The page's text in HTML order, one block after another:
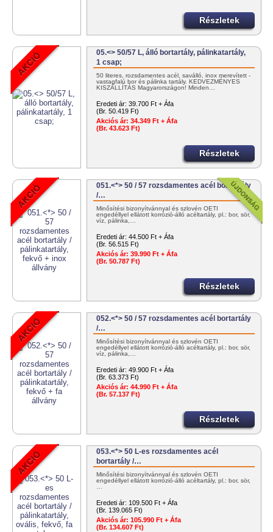
Részletek
05.<> 50/57 L, álló bortartály, pálinkatartály,
1 csap;
50 literes, rozsdamentes acél, saválló, inox merevített -
vastagfalú bor és pálinka tartály. KEDVEZMÉNYES
KISZÁLLÍTÁS Magyarországon! Minden…
Eredeti ár: 39.700 Ft + Áfa
(Br. 50.419 Ft)
Akciós ár: 34.349 Ft + Áfa
(Br. 43.623 Ft)
Részletek
051.<*> 50 / 57 rozsdamentes acél bortartály
/…
Minősítési bizonyítvánnyal és szlovén OÉTI
engedéllyel ellátott korrózió-álló acéltartály, pl.: bor, sör,
víz, pálinka,…
Eredeti ár: 44.500 Ft + Áfa
(Br. 56.515 Ft)
Akciós ár: 39.990 Ft + Áfa
(Br. 50.787 Ft)
Részletek
052.<*> 50 / 57 rozsdamentes acél bortartály
/…
Minősítési bizonyítvánnyal és szlovén OÉTI
engedéllyel ellátott korrózió-álló acéltartály, pl.: bor, sör,
víz, pálinka,…
Eredeti ár: 49.900 Ft + Áfa
(Br. 63.373 Ft)
Akciós ár: 44.990 Ft + Áfa
(Br. 57.137 Ft)
Részletek
053.<*> 50 L-es rozsdamentes acél
bortartály /…
Minősítési bizonyítvánnyal és szlovén OÉTI
engedéllyel ellátott korrózió-álló acéltartály, pl.: bor, sör,
…
Eredeti ár: 109.500 Ft + Áfa
(Br. 139.065 Ft)
Akciós ár: 105.990 Ft + Áfa
(Br. 134.607 Ft)